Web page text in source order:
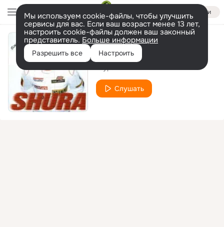
Войти
Мы используем cookie-файлы, чтобы улучшить
сервисы для вас. Если ваш возраст менее 13 лет,
настроить cookie-файлы должен ваш законный
представитель. Больше информации
Разрешить все Настроить
Артист
Слушать